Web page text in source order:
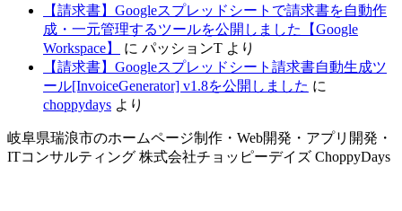
【請求書】Googleスプレッドシートで請求書を自動作
成・一元管理するツールを公開しました【Google
Workspace】
に パッションT より
【請求書】Googleスプレッドシート請求書自動生成ツ
ール[InvoiceGenerator] v1.8を公開しました に
choppydays より
岐阜県瑞浪市のホームページ制作・Web開発・アプリ開発・
ITコンサルティング 株式会社チョッピーデイズ ChoppyDays